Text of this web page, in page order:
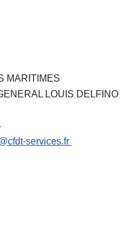
MARITIMES
LOUIS DELFINO
services.fr